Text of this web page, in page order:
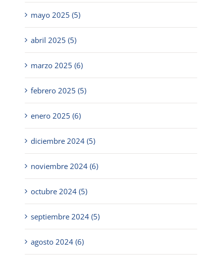
mayo 2025 (5)
abril 2025 (5)
marzo 2025 (6)
febrero 2025 (5)
enero 2025 (6)
diciembre 2024 (5)
noviembre 2024 (6)
octubre 2024 (5)
septiembre 2024 (5)
agosto 2024 (6)